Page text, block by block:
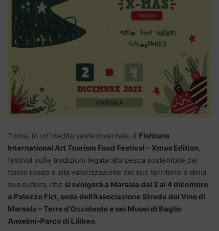
Torna, in un’inedita veste invernale, il Fishtuna
International Art Tourism Food Festival – Xmas Edition,
festival sulle tradizioni legate alla pesca sostenibile del
tonno rosso e alla valorizzazione del suo territorio e della
sua cultura, che si svolgerà a Marsala dal 2 al 4 dicembre
a Palazzo Fici, sede dell’Associazione Strada del Vino di
Marsala – Terre d’Occidente e nei Musei di Baglio
Anselmi-Parco di Lilibeo.